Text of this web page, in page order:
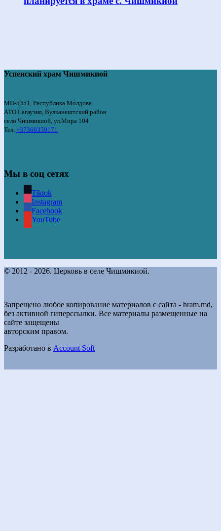
Успенский храм Чишмикиой
MD-5351, Республика Молдова
АТО Гагаузия, Вулканештский район
село Чишмикиой, ул.Мира 104
Тел. +37360359171
Мы в соц сетях
Tiktok
Instagram
Facebook
YouTube
© 2012 - 2026. Церковь в селе Чишмикиой.
Запрещено любое копирование материалов с сайта - hram.md,
без активной гиперссылки. Все материалы размещенные на
сайте защещены
авторским правом.
Разработано в Account Soft